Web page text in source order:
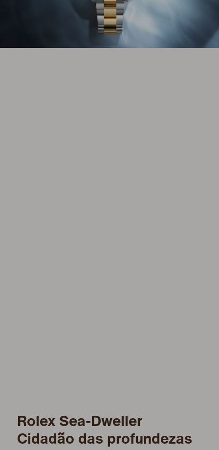
Rolex Sea-Dweller
Cidadão das profundezas